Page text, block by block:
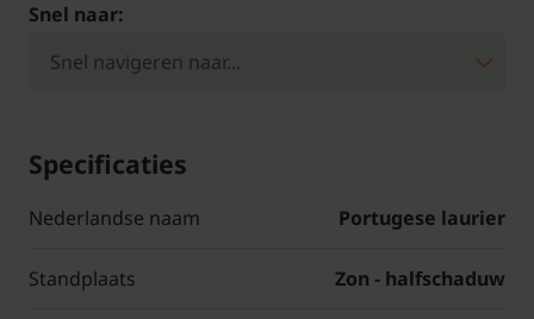
Snel naar:
Specificaties
Nederlandse naam Portugese laurier
Standplaats Zon - halfschaduw